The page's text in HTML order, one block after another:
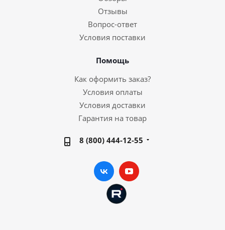
Отзывы
Вопрос-ответ
Условия поставки
Помощь
Как оформить заказ?
Условия оплаты
Условия доставки
Гарантия на товар
8 (800) 444-12-55